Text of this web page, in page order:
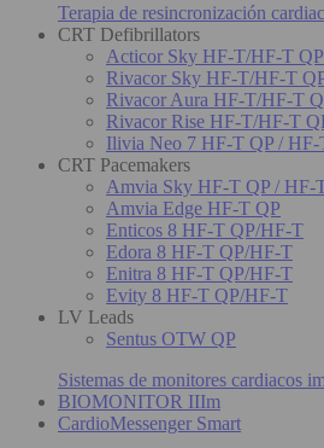
Terapia de resincronización
CRT Defibrillators
Acticor Sky HF-T/HF-T QP
Rivacor Sky HF-T/HF-T
Rivacor Aura HF-T/HF-T
Rivacor Rise HF-T/HF-T
Ilivia Neo 7 HF-T QP / HF-
CRT Pacemakers
Amvia Sky HF-T QP / HF-
Amvia Edge HF-T QP
Enticos 8 HF-T QP/HF-T
Edora 8 HF-T QP/HF-T
Enitra 8 HF-T QP/HF-T
Evity 8 HF-T QP/HF-T
LV Leads
Sentus OTW QP
Sistemas de monitores cardiacos
BIOMONITOR IIIm
CardioMessenger Smart